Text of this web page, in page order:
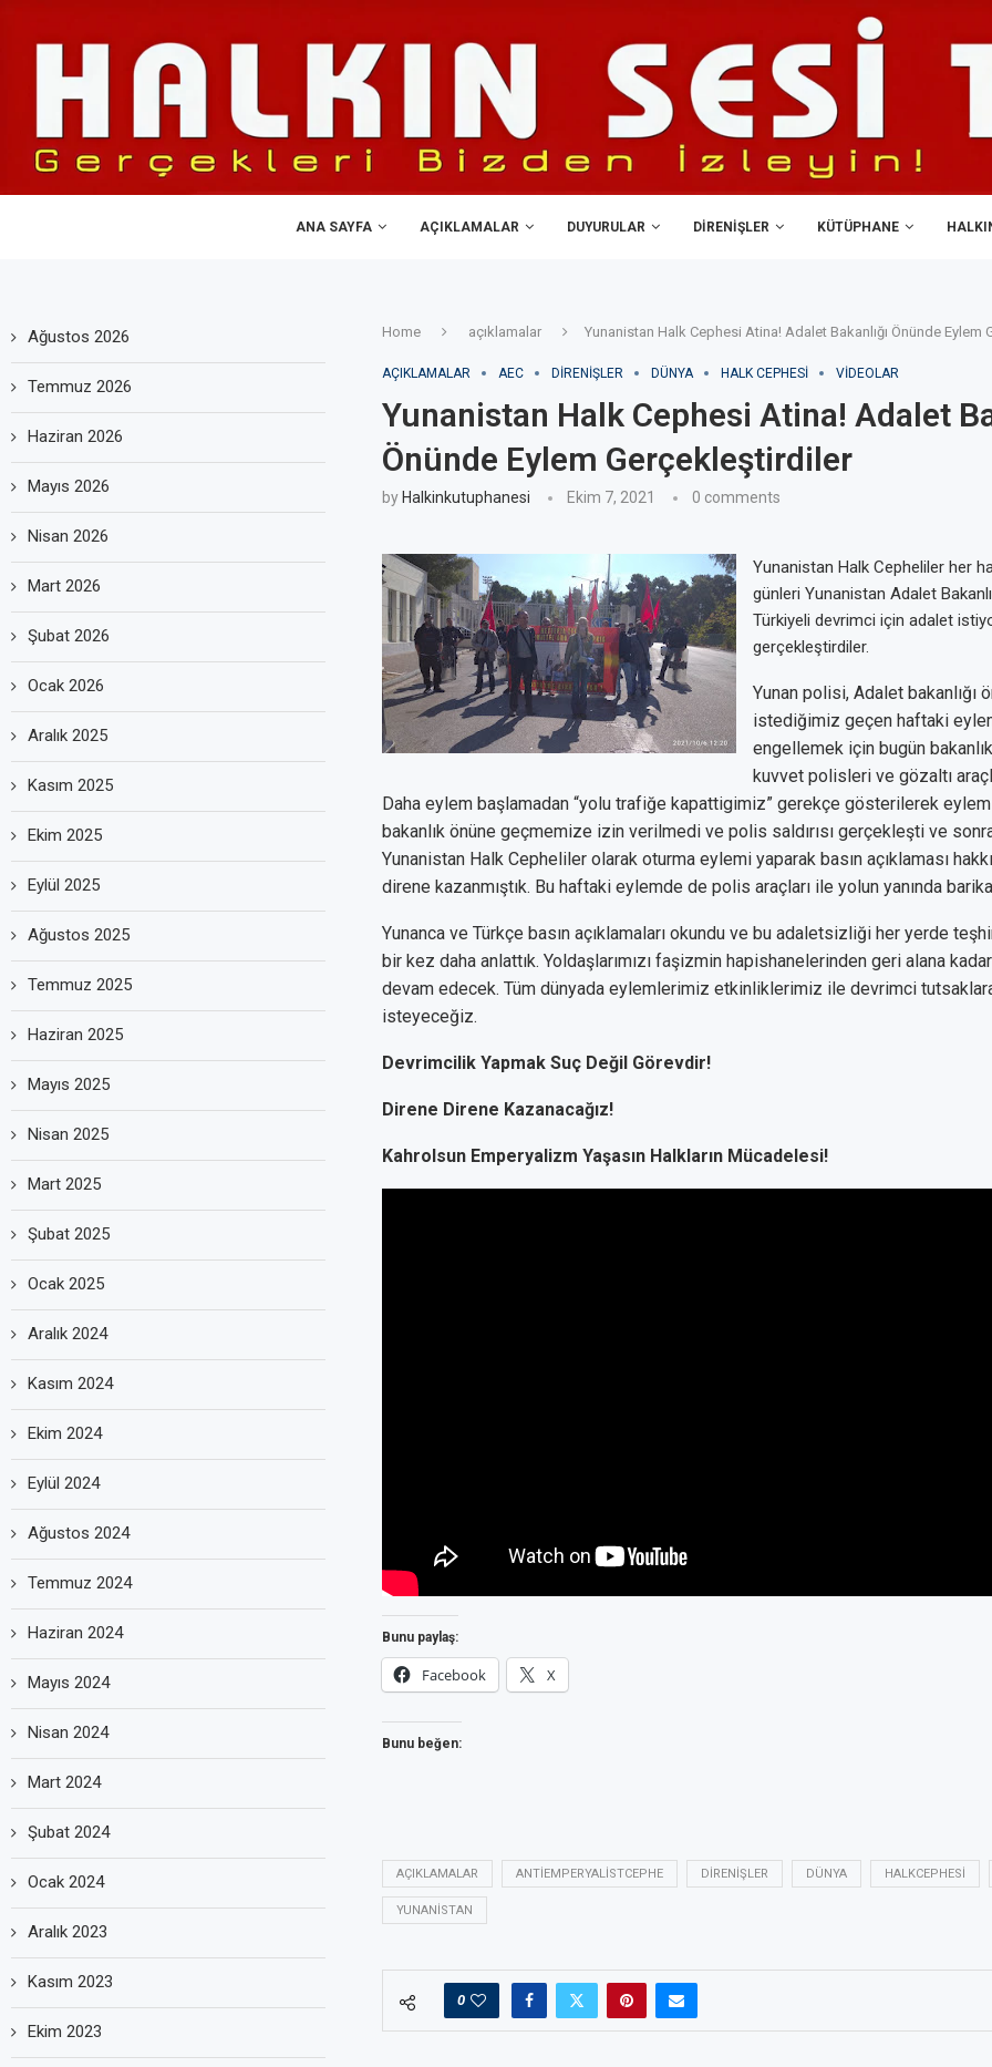
ANA SAYFA AÇIKLAMALAR DUYURULAR DIRENIŞLER KÜTÜPHANE
Home açıklamalar Yunanistan Halk Cephesi Atina! Adalet Bakanlığı Önünde Eylem
AÇIKLAMALAR AEC DIRENIŞLER DÜNYA HALK CEPHESI VIDEOLAR
Yunanistan Halk Cephesi Atina! Adalet
Önünde Eylem Gerçekleştirdiler
byHalkinkutuphanesi Ekim 7, 2021 0 comments
Yunanistan Halk Cepheliler her
günleri Yunanistan Adalet
Türkiyeli devrimci için adalet
gerçekleştirdiler.
Yunan polisi, Adalet bakanlığı
istediğimiz geçen haftaki
engellemek için bugün
kuvvet polisleri ve gözaltı
Daha eylem başlamadan “yolu trafiğe kapattigimiz” gerekçe gösterilerek
bakanlık önüne geçmemize izin verilmedi ve polis saldırısı gerçekleşti ve
Yunanistan Halk Cepheliler olarak oturma eylemi yaparak basın açıklaması
direne kazanmıştık. Bu haftaki eylemde de polis araçları ile yolun yanında
Yunanca ve Türkçe basın açıklamaları okundu ve bu adaletsizliği her yerde
bir kez daha anlattık. Yoldaşlarımızı faşizmin hapishanelerinden geri alana
devam edecek. Tüm dünyada eylemlerimiz etkinliklerimiz ile devrimci
isteyeceğiz.
Devrimcilik Yapmak Suç Değil Görevdir!
Direne Direne Kazanacağız!
Kahrolsun Emperyalizm Yaşasın Halkların Mücadelesi!
Bunu paylaş:
Facebook X
Bunu beğen:
AÇIKLAMALAR ANTIEMPERYALISTCEPHE DIRENIŞLER DÜNYA HALKCEPHESI
YUNANISTAN
0
Ağustos 2026
Temmuz 2026
Haziran 2026
Mayıs 2026
Nisan 2026
Mart 2026
Şubat 2026
Ocak 2026
Aralık 2025
Kasım 2025
Ekim 2025
Eylül 2025
Ağustos 2025
Temmuz 2025
Haziran 2025
Mayıs 2025
Nisan 2025
Mart 2025
Şubat 2025
Ocak 2025
Aralık 2024
Kasım 2024
Ekim 2024
Eylül 2024
Ağustos 2024
Temmuz 2024
Haziran 2024
Mayıs 2024
Nisan 2024
Mart 2024
Şubat 2024
Ocak 2024
Aralık 2023
Kasım 2023
Ekim 2023